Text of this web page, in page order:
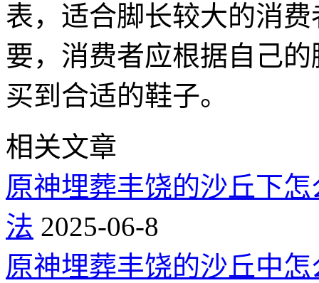
表，适合脚长较大的消
要，消费者应根据自己
买到合适的鞋子。
相关文章
原神埋葬丰饶的沙丘下
法 2025-06-8
原神埋葬丰饶的沙丘中